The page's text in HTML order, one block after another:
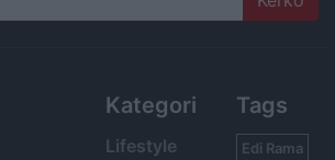
Kategori
Lifestyle
Tags
Edi Rama